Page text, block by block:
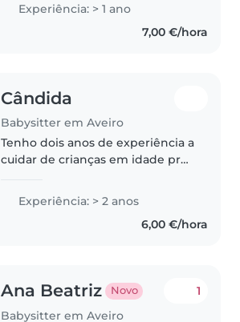
sempre disposta a aprender e
me adaptar às necessidades..
Experiência: > 1 ano
7,00 €/hora
Cândida
Babysitter em Aveiro
Tenho dois anos de experiência a
cuidar de crianças em idade pré-
responsável, paciente e
dedicada, apaixonada por
promover atividades lúdicas e
Experiência: > 2 anos
6,00 €/hora
Ana Beatriz Novo
Babysitter em Aveiro
1